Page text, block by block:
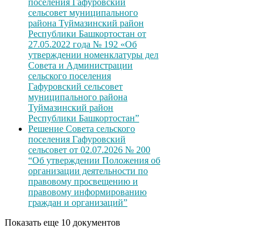
сельсовет муниципального
района Туймазинский район
Республики Башкортостан от
27.05.2022 года № 192 «Об
утверждении номенклатуры дел
Совета и Администрации
сельского поселения
Гафуровский сельсовет
муниципального района
Туймазинский район
Республики Башкортостан”
Решение Совета сельского
поселения Гафуровский
сельсовет от 02.07.2026 № 200
“Об утверждении Положения об
организации деятельности по
правовому просвещению и
правовому информированию
граждан и организаций”
Показать еще 10 документов